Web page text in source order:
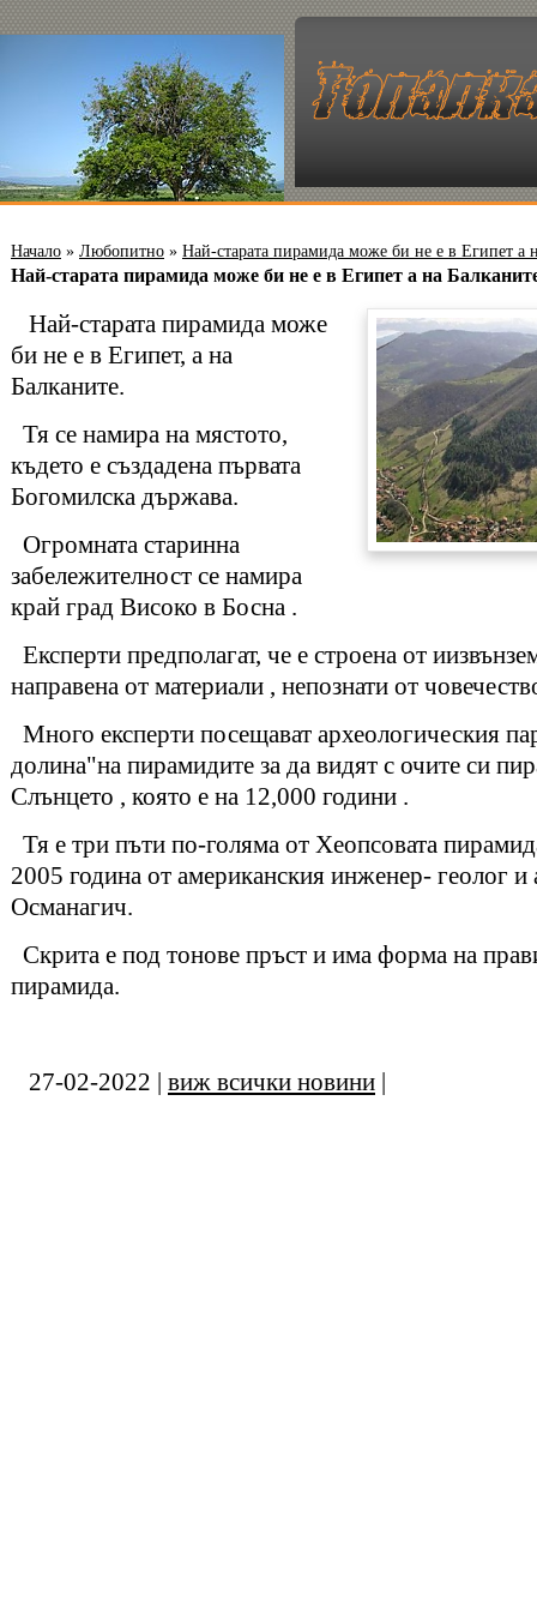
Начало » Любопитно » Най-старата пирамида може би не е в Египет а
Най-старата пирамида може би не е в Египет а на
Най-старата пирамида може
би не е в Египет, а на
Балканите.
Тя се намира на мястото,
където е създадена първата
Богомилска държава.
Огромната старинна
забележителност се намира
край град Високо в Босна .
Експерти предполагат, че е строена от
направена от материали , непознати от
Много експерти посещават археологическия
долина"на пирамидите за да видят с очите си
Слънцето , която е на 12,000 години .
Тя е три пъти по-голяма от Хеопсовата
2005 година от американския инженер- геолог
Османагич.
Скрита е под тонове пръст и има форма на
пирамида.
27-02-2022 | виж всички новини |